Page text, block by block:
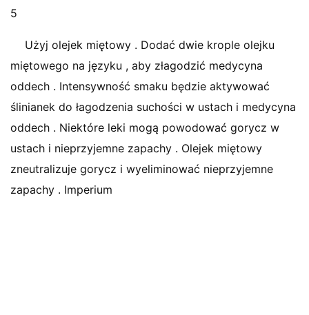
5
Użyj olejek miętowy . Dodać dwie krople olejku
miętowego na języku , aby złagodzić medycyna
oddech . Intensywność smaku będzie aktywować
ślinianek do łagodzenia suchości w ustach i medycyna
oddech . Niektóre leki mogą powodować gorycz w
ustach i nieprzyjemne zapachy . Olejek miętowy
zneutralizuje gorycz i wyeliminować nieprzyjemne
zapachy . Imperium